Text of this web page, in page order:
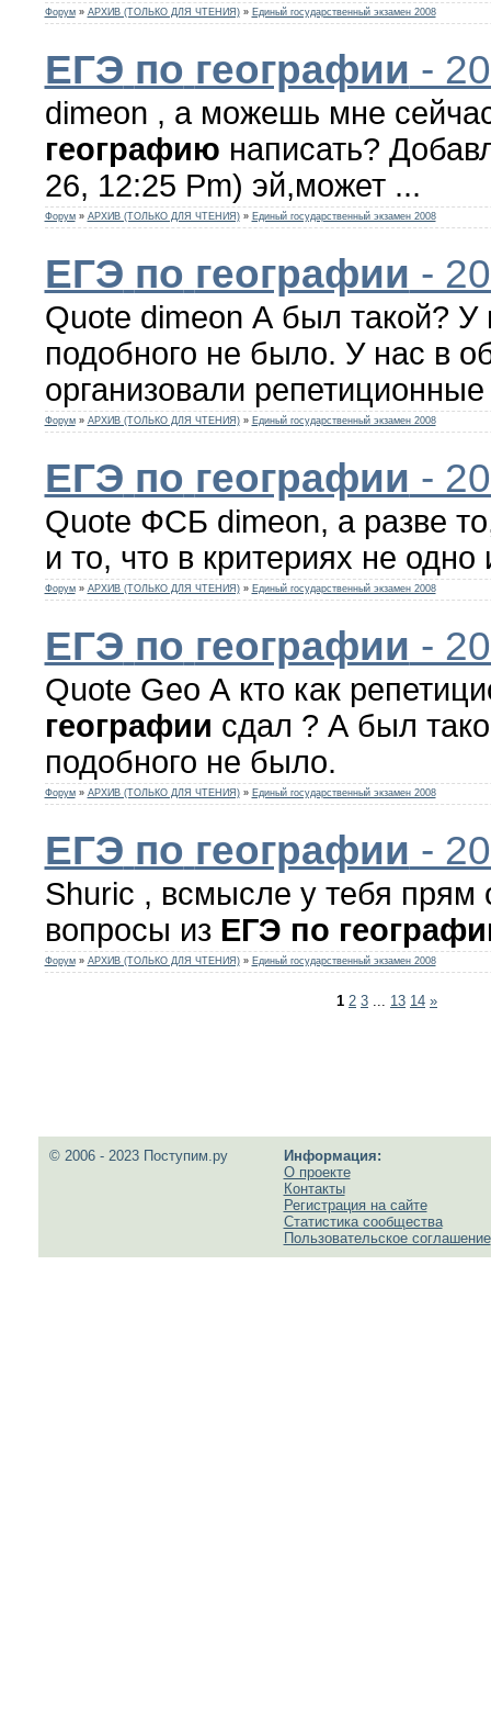
Форум » АРХИВ (ТОЛЬКО ДЛЯ ЧТЕНИЯ) » Единый государственный экзамен 2008
ЕГЭ по географии -
dimeon , а можешь мне
географию написать?
26, 12:25 Pm) эй,может ...
Форум » АРХИВ (ТОЛЬКО ДЛЯ ЧТЕНИЯ) » Единый государственный экзамен 2008
ЕГЭ по географии -
Quote dimeon А был такой? У
подобного не было. У нас в
организовали
Форум » АРХИВ (ТОЛЬКО ДЛЯ ЧТЕНИЯ) » Единый государственный экзамен 2008
ЕГЭ по географии -
Quote ФСБ dimeon, а разве
и то, что в критериях не одно
Форум » АРХИВ (ТОЛЬКО ДЛЯ ЧТЕНИЯ) » Единый государственный экзамен 2008
ЕГЭ по географии -
Quote Geo А кто как
географии сдал ? А был
подобного не было.
Форум » АРХИВ (ТОЛЬКО ДЛЯ ЧТЕНИЯ) » Единый государственный экзамен 2008
ЕГЭ по географии -
Shuric , всмысле у тебя прям
вопросы из ЕГЭ по
Форум » АРХИВ (ТОЛЬКО ДЛЯ ЧТЕНИЯ) » Единый государственный экзамен 2008
1 2 3 13 14 »
© 2006 - 2023 Поступим.ру
Информация:
О проекте
Контакты
Регистрация на сайте
Статистика сообщества
Пользовательское соглашение